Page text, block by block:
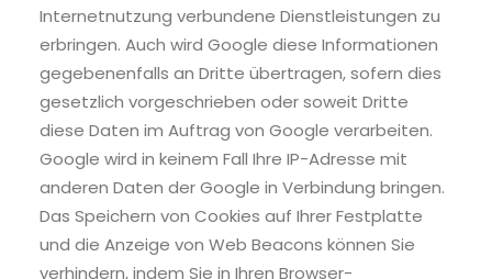
Internetnutzung verbundene Dienstleistungen zu
erbringen. Auch wird Google diese Informationen
gegebenenfalls an Dritte übertragen, sofern dies
gesetzlich vorgeschrieben oder soweit Dritte
diese Daten im Auftrag von Google verarbeiten.
Google wird in keinem Fall Ihre IP-Adresse mit
anderen Daten der Google in Verbindung bringen.
Das Speichern von Cookies auf Ihrer Festplatte
und die Anzeige von Web Beacons können Sie
verhindern, indem Sie in Ihren Browser-